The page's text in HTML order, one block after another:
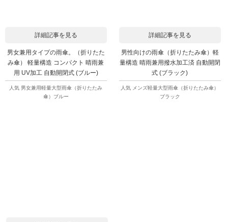
詳細記事を見る
男女兼用タイプの雨傘。（折りたた
み傘） 軽量構造 コンパクト 晴雨兼
用 UV加工 自動開閉式 (ブルー)
人気 男女兼用軽量大型雨傘（折りたたみ
傘）ブルー
詳細記事を見る
男性向けの雨傘（折りたたみ傘）軽
量構造 晴雨兼用撥水加工済 自動開閉
式 (ブラック)
人気 メンズ軽量大型雨傘（折りたたみ傘）
ブラック